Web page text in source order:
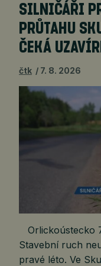
SILNIČÁŘI
PRŮTAHU
ČEKÁ
čtk 7. 8. 2026
Orlickoústecko
Stavební ruch
pravé léto. Ve